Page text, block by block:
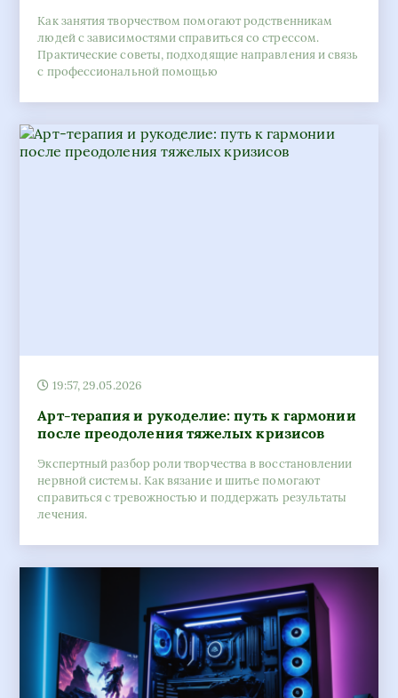
Как занятия творчеством помогают родственникам
людей с зависимостями справиться со стрессом.
Практические советы, подходящие направления и связь
с профессиональной помощью
19:57, 29.05.2026
Арт-терапия и рукоделие: путь к гармонии
после преодоления тяжелых кризисов
Экспертный разбор роли творчества в восстановлении
нервной системы. Как вязание и шитье помогают
справиться с тревожностью и поддержать результаты
лечения.